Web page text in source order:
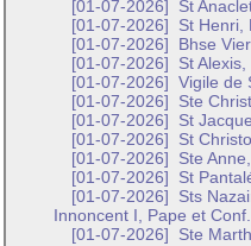
[01-07-2026]
St
[01-07-2026]
St Henri,
[01-07-2026]
Bhse
[01-07-2026]
St
[01-07-2026]
Vigile de
[01-07-2026]
Ste
[01-07-2026]
St
[01-07-2026]
St
[01-07-2026]
Ste
[01-07-2026]
St
[01-07-2026]
Sts
Innoncent I, Pape et Conf.
[01-07-2026]
Ste